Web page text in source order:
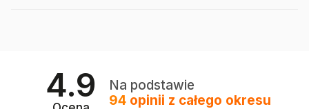
4.9
Na podstawie
94 opinii z całego okresu